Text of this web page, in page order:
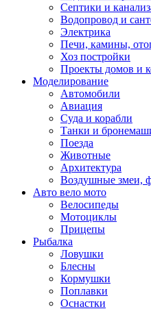
Септики и
Водопровод и
Электрика
Печи, камины,
Хоз постройки
Проекты домов и
Моделирование
Автомобили
Авиация
Суда и корабли
Танки и
Поезда
Животные
Архитектура
Воздушные змеи,
Авто вело мото
Велосипеды
Мотоциклы
Прицепы
Рыбалка
Ловушки
Блесны
Кормушки
Поплавки
Оснастки